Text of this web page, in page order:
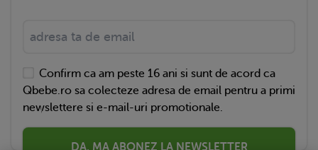
Confirm ca am peste 16 ani si sunt de acord ca
Qbebe.ro sa colecteze adresa de email pentru a primi
newslettere si e-mail-uri promotionale.